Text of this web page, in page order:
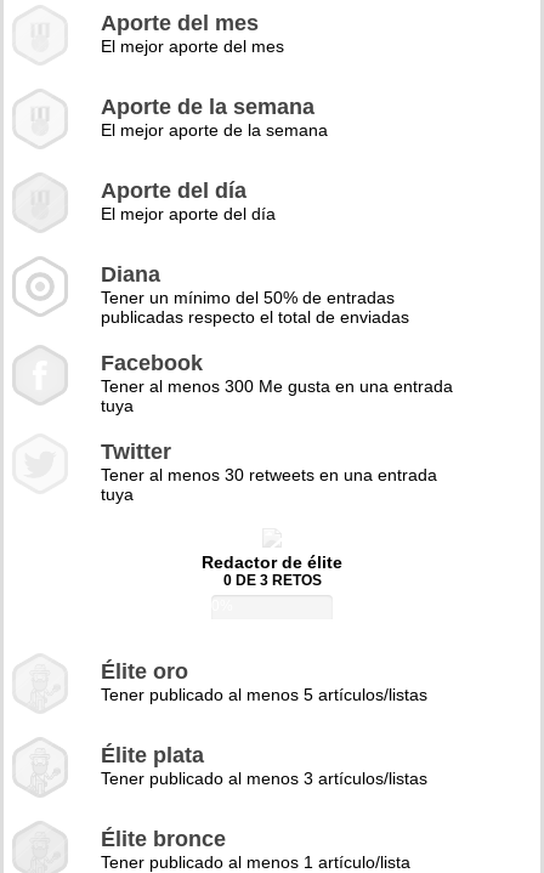
Aporte del mes
El mejor aporte del mes
Aporte de la semana
El mejor aporte de la semana
Aporte del día
El mejor aporte del día
Diana
Tener un mínimo del 50% de entradas
publicadas respecto el total de enviadas
Facebook
Tener al menos 300 Me gusta en una entrada
tuya
Twitter
Tener al menos 30 retweets en una entrada
tuya
Redactor de élite
0 DE 3 RETOS
Élite oro
Tener publicado al menos 5 artículos/listas
Élite plata
Tener publicado al menos 3 artículos/listas
Élite bronce
Tener publicado al menos 1 artículo/lista